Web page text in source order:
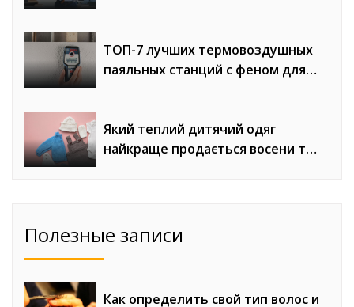
ТОП-7 лучших термовоздушных
паяльных станций с феном для
Який теплий дитячий одяг
найкраще продається восени та
Полезные записи
Как определить свой тип волос и